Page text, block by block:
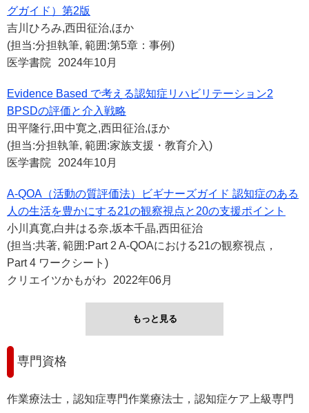
グガイド）第2版
吉川ひろみ,西田征治,ほか
(担当:分担執筆, 範囲:第5章：事例)
医学書院
2024年10月
Evidence Based で考える認知症リハビリテーション2
BPSDの評価と介入戦略
田平隆行,田中寛之,西田征治,ほか
(担当:分担執筆, 範囲:家族支援・教育介入)
医学書院
2024年10月
A-QOA（活動の質評価法）ビギナーズガイド 認知症のある
人の生活を豊かにする21の観察視点と20の支援ポイント
小川真寛,白井はる奈,坂本千晶,西田征治
(担当:共著, 範囲:Part 2 A-QOAにおける21の観察視点，
Part 4 ワークシート)
クリエイツかもがわ
2022年06月
もっと見る
専門資格
作業療法士，認知症専門作業療法士，認知症ケア上級専門